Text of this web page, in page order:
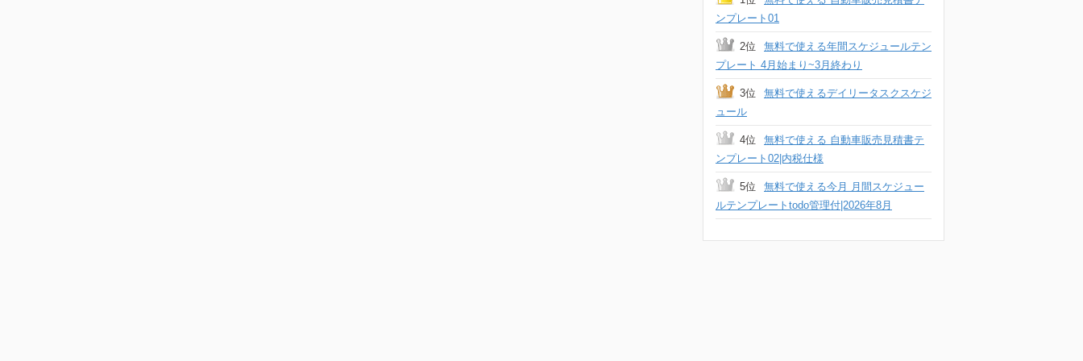
ンプレート01
2位
無料で使える年間スケジュールテン
プレート 4月始まり~3月終わり
3位
無料で使えるデイリータスクスケジ
ュール
4位
無料で使える 自動車販売見積書テ
ンプレート02|内税仕様
5位
無料で使える今月 月間スケジュー
ルテンプレートtodo管理付|2026年8月